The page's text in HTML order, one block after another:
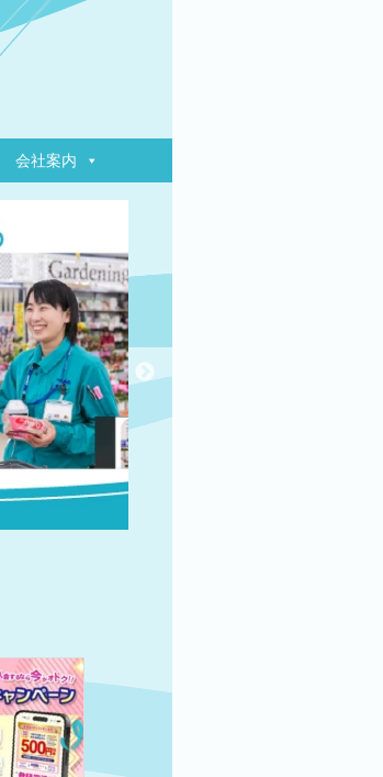
会社案内